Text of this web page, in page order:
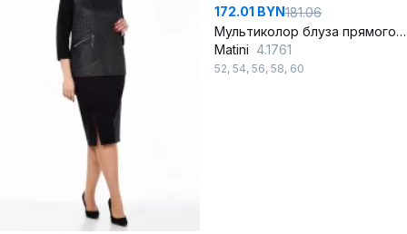
172.01 BYN181.06
Мультиколор блуза прямого силуэта с рукавом 3/4 и воротником
Matini 4.1761
52, 54, 56, 58, 60